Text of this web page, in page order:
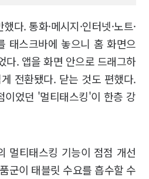
다. 통화·메시지·인터넷·노트·
태스크바에 놓으니 홈 화면으
다. 앱을 화면 안으로 드래그하
전환됐다. 닫는 것도 편했다.
이었던 '멀티태스킹'이 한층 강
멀티태스킹 기능이 점점 개선
군이 태블릿 수요를 흡수할 수